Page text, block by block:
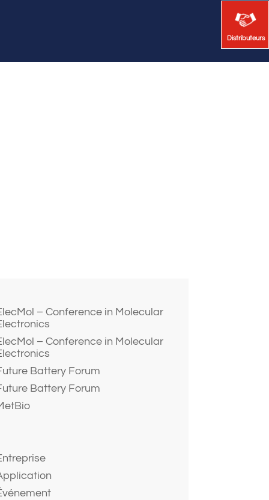
Distributeurs
Distributeurs
– Conference in Molecular
– Conference in Molecular
Battery Forum
Battery Forum